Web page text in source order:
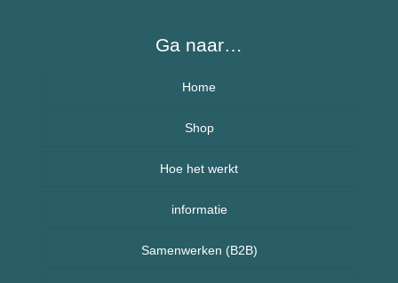
Ga naar…
Home
Over BeSafeCharm – ons verhaal
Shop
Armbanden
Kettingen
Kinderen
Hoe het werkt
informatie
Veelgestelde vragen (FAQ) – BeSafeCharm
Samenwerken (B2B)